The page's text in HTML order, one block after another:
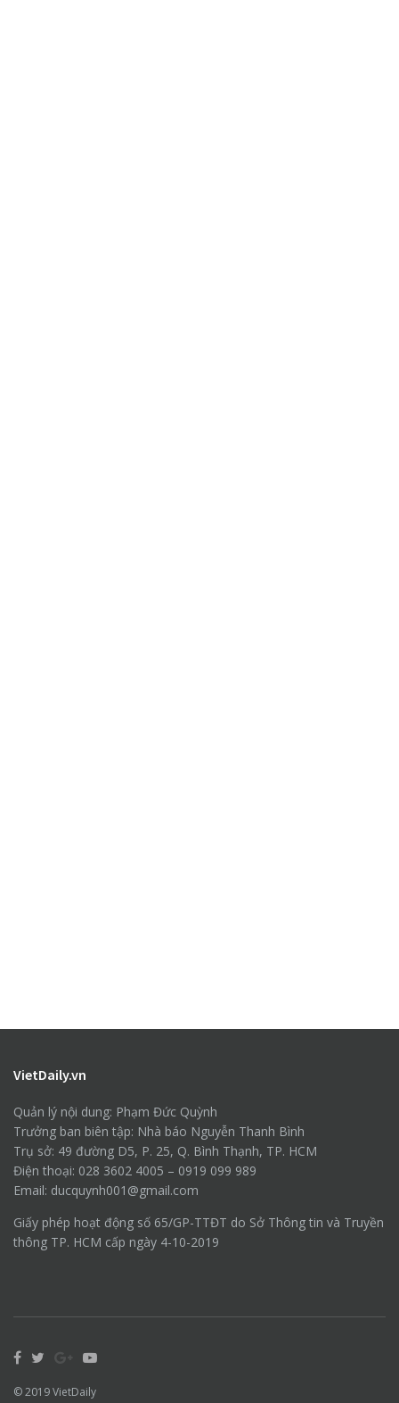
VietDaily.vn
Quản lý nội dung: Phạm Đức Quỳnh
Trưởng ban biên tập: Nhà báo Nguyễn Thanh Bình
Trụ sở: 49 đường D5, P. 25, Q. Bình Thạnh, TP. HCM
Điện thoại: 028 3602 4005 – 0919 099 989
Email: ducquynh001@gmail.com
Giấy phép hoạt động số 65/GP-TTĐT do Sở Thông tin và Truyền
thông TP. HCM cấp ngày 4-10-2019
© 2019VietDaily